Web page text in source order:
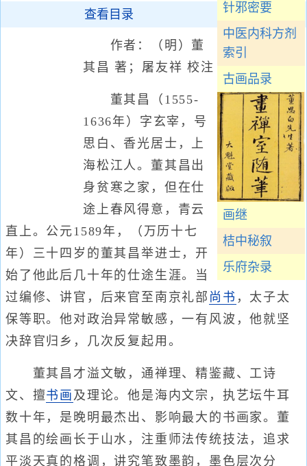
针邪密要
中医内科方剂
索引
古画品录
画继
桔中秘叙
乐府杂录
查看目录
作者：（明）董
其昌 著；屠友祥 校注
董其昌（1555-
1636年）字玄宰，号
思白、香光居士，上
海松江人。董其昌出
身贫寒之家，但在仕
途上春风得意，青云
直上。公元1589年，（万历十七
年）三十四岁的董其昌举进士，开
始了他此后几十年的仕途生涯。当
过编修、讲官，后来官至南京礼部 尚书 ，太子太
保等职。他对政治异常敏感，一有风波，他就坚
决辞官归乡，几次反复起用。
董其昌才溢文敏，通禅理、精鉴藏、工诗
文、擅书画 及理论。他是海内文宗，执艺坛牛耳
数十年，是晚明最杰出、影响最大的书画家。董
其昌的绘画长于山水，注重师法传统技法，追求
平淡天真的格调，讲究笔致墨韵，墨色层次分